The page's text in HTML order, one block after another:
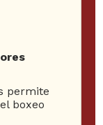
permite
boxeo